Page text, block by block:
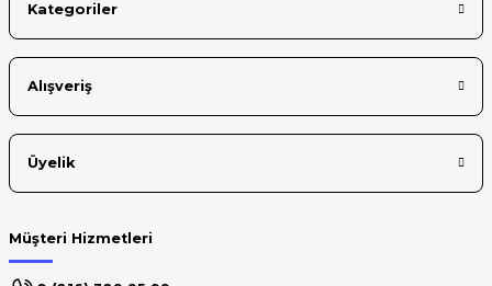
Kategoriler
Alışveriş
Üyelik
Müşteri Hizmetleri